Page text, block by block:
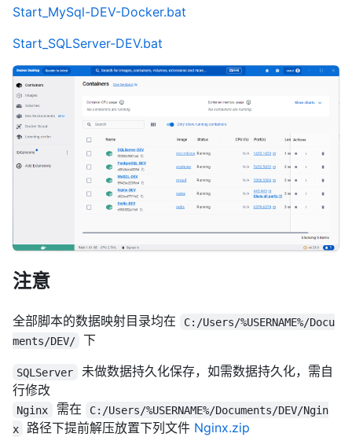
Start_MySql-DEV-Docker.bat
Start_SQLServer-DEV.bat
注意
全部脚本的数据映射目录均在
C:/Users/%USERNAME%/Docu
ments/DEV/
下
SQLServer
未做数据持久化保存，如需数据持久化，需自
行修改
Nginx 需在
C:/Users/%USERNAME%/Documents/DEV/Ngin
x
路径下提前解压放置下列文件 Nginx.zip